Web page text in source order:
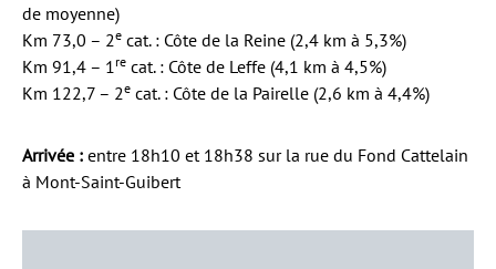
de moyenne)
Km 73,0 – 2e cat. : Côte de la Reine (2,4 km à 5,3%)
Km 91,4 – 1re cat. : Côte de Leffe (4,1 km à 4,5%)
Km 122,7 – 2e cat. : Côte de la Pairelle (2,6 km à 4,4%)
Arrivée : entre 18h10 et 18h38 sur la rue du Fond Cattelain
à Mont-Saint-Guibert